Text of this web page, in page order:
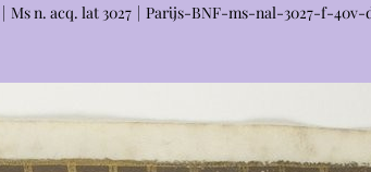
Ms n. acq. lat 3027 Parijs-BNF-ms-nal-3027-f-